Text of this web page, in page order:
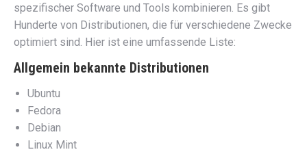
spezifischer Software und Tools kombinieren. Es gibt
Hunderte von Distributionen, die für verschiedene Zwecke
optimiert sind. Hier ist eine umfassende Liste:
Allgemein bekannte Distributionen
Ubuntu
Fedora
Debian
Linux Mint